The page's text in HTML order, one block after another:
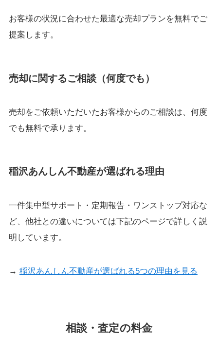
お客様の状況に合わせた最適な売却プランを無料でご
提案します。
売却に関するご相談（何度でも）
売却をご依頼いただいたお客様からのご相談は、何度
でも無料で承ります。
稲沢あんしん不動産が選ばれる理由
一件集中型サポート・定期報告・ワンストップ対応な
ど、他社との違いについては下記のページで詳しく説
明しています。
→ 稲沢あんしん不動産が選ばれる5つの理由を見る
相談・査定の料金